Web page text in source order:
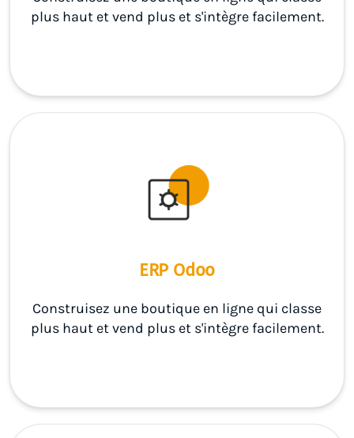
plus haut et vend plus et s'intègre facilement.
ERP Odoo
Construisez une boutique en ligne qui classe
plus haut et vend plus et s'intègre facilement.